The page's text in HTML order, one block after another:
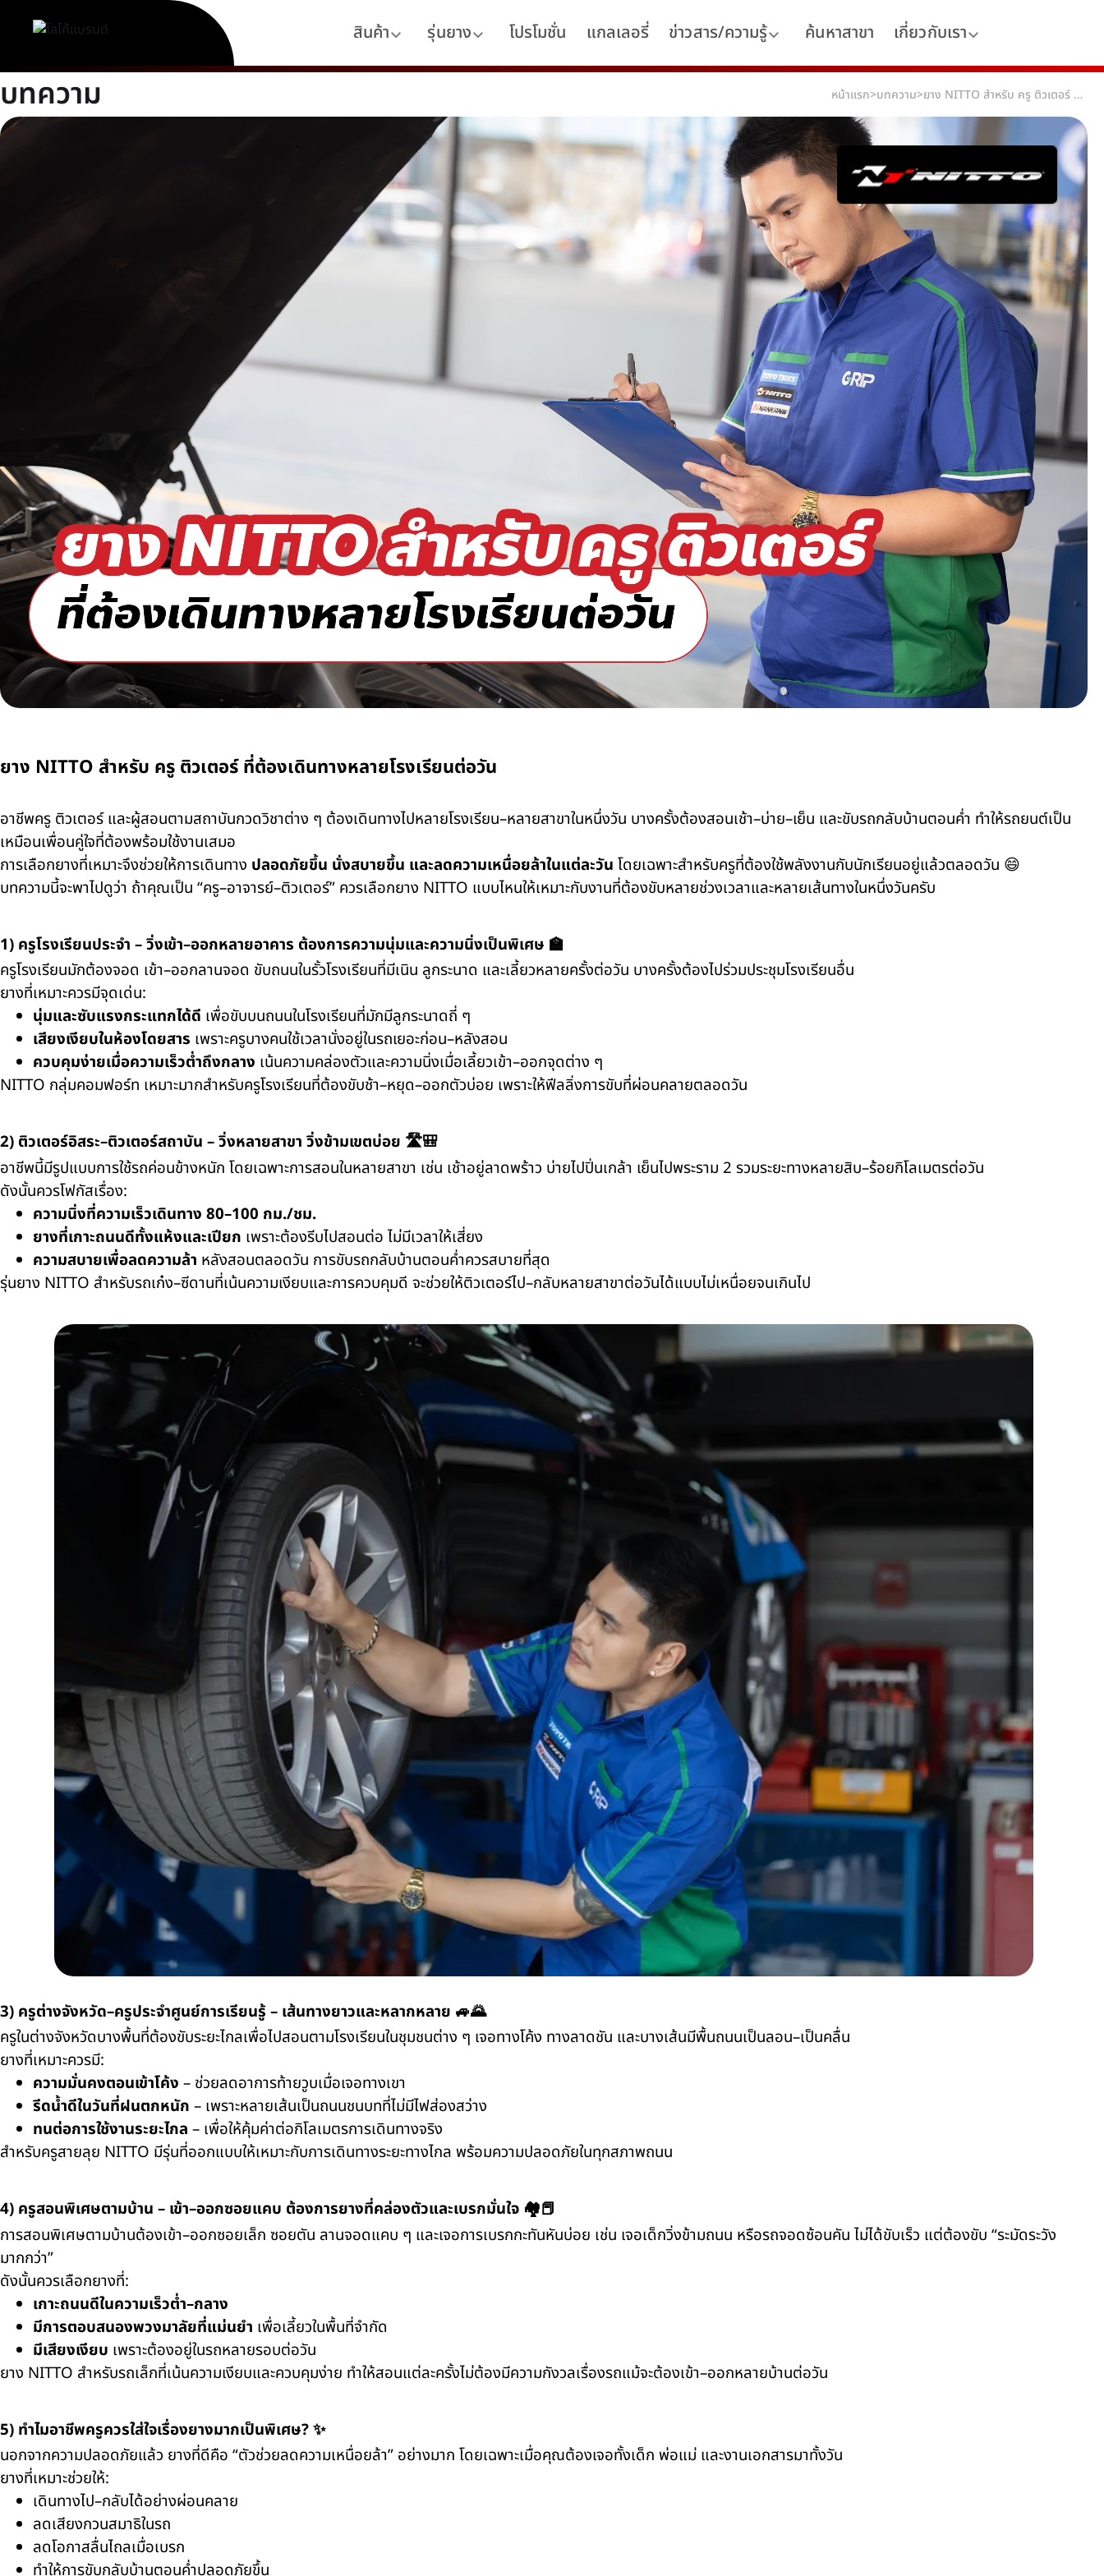
สินค้า รุ่นยาง โปรโมชั่น แกลเลอรี่ ข่าวสาร/ความรู้ ค้นหาสาขา เกี่ยวกับเรา
บทความ หน้าแรก>บทความ> ยาง NITTO สำหรับ ครู ติวเตอร์ ที่ต้องเดินทางหลายโรงเรียนต่อวัน
ยาง NITTO สำหรับ ครู ติวเตอร์ ที่ต้องเดินทางหลายโรงเรียนต่อวัน
อาชีพครู ติวเตอร์ และผู้สอนตามสถาบันกวดวิชาต่าง ๆ ต้องเดินทางไปหลายโรงเรียน–หลายสาขาในหนึ่งวัน บางครั้งต้องสอนเช้า–บ่าย–เย็น และขับรถกลับบ้านตอนค่ำ ทำให้รถยนต์เป็น
เหมือนเพื่อนคู่ใจที่ต้องพร้อมใช้งานเสมอ
การเลือกยางที่เหมาะจึงช่วยให้การเดินทาง ปลอดภัยขึ้น นั่งสบายขึ้น และลดความเหนื่อยล้าในแต่ละวัน โดยเฉพาะสำหรับครูที่ต้องใช้พลังงานกับนักเรียนอยู่แล้วตลอดวัน 😄
บทความนี้จะพาไปดูว่า ถ้าคุณเป็น “ครู–อาจารย์–ติวเตอร์” ควรเลือกยาง NITTO แบบไหนให้เหมาะกับงานที่ต้องขับหลายช่วงเวลาและหลายเส้นทางในหนึ่งวันครับ
1) ครูโรงเรียนประจำ – วิ่งเข้า–ออกหลายอาคาร ต้องการความนุ่มและความนิ่งเป็นพิเศษ 🏫
ครูโรงเรียนมักต้องจอด เข้า–ออกลานจอด ขับถนนในรั้วโรงเรียนที่มีเนิน ลูกระนาด และเลี้ยวหลายครั้งต่อวัน บางครั้งต้องไปร่วมประชุมโรงเรียนอื่น
ยางที่เหมาะควรมีจุดเด่น:
นุ่มและซับแรงกระแทกได้ดี เพื่อขับบนถนนในโรงเรียนที่มักมีลูกระนาดถี่ ๆ
เสียงเงียบในห้องโดยสาร เพราะครูบางคนใช้เวลานั่งอยู่ในรถเยอะก่อน–หลังสอน
ควบคุมง่ายเมื่อความเร็วต่ำถึงกลาง เน้นความคล่องตัวและความนิ่งเมื่อเลี้ยวเข้า–ออกจุดต่าง ๆ
NITTO กลุ่มคอมฟอร์ท เหมาะมากสำหรับครูโรงเรียนที่ต้องขับช้า–หยุด–ออกตัวบ่อย เพราะให้ฟีลลิ่งการขับที่ผ่อนคลายตลอดวัน
2) ติวเตอร์อิสระ–ติวเตอร์สถาบัน – วิ่งหลายสาขา วิ่งข้ามเขตบ่อย 🛣️🎒
อาชีพนี้มีรูปแบบการใช้รถค่อนข้างหนัก โดยเฉพาะการสอนในหลายสาขา เช่น เช้าอยู่ลาดพร้าว บ่ายไปปิ่นเกล้า เย็นไปพระราม 2 รวมระยะทางหลายสิบ–ร้อยกิโลเมตรต่อวัน
ดังนั้นควรโฟกัสเรื่อง:
ความนิ่งที่ความเร็วเดินทาง 80–100 กม./ชม.
ยางที่เกาะถนนดีทั้งแห้งและเปียก เพราะต้องรีบไปสอนต่อ ไม่มีเวลาให้เสี่ยง
ความสบายเพื่อลดความล้า หลังสอนตลอดวัน การขับรถกลับบ้านตอนค่ำควรสบายที่สุด
รุ่นยาง NITTO สำหรับรถเก๋ง–ซีดานที่เน้นความเงียบและการควบคุมดี จะช่วยให้ติวเตอร์ไป–กลับหลายสาขาต่อวันได้แบบไม่เหนื่อยจนเกินไป
3) ครูต่างจังหวัด–ครูประจำศูนย์การเรียนรู้ – เส้นทางยาวและหลากหลาย 🚙🌄
ครูในต่างจังหวัดบางพื้นที่ต้องขับระยะไกลเพื่อไปสอนตามโรงเรียนในชุมชนต่าง ๆ เจอทางโค้ง ทางลาดชัน และบางเส้นมีพื้นถนนเป็นลอน–เป็นคลื่น
ยางที่เหมาะควรมี:
ความมั่นคงตอนเข้าโค้ง – ช่วยลดอาการท้ายวูบเมื่อเจอทางเขา
รีดน้ำดีในวันที่ฝนตกหนัก – เพราะหลายเส้นเป็นถนนชนบทที่ไม่มีไฟส่องสว่าง
ทนต่อการใช้งานระยะไกล – เพื่อให้คุ้มค่าต่อกิโลเมตรการเดินทางจริง
สำหรับครูสายลุย NITTO มีรุ่นที่ออกแบบให้เหมาะกับการเดินทางระยะทางไกล พร้อมความปลอดภัยในทุกสภาพถนน
4) ครูสอนพิเศษตามบ้าน – เข้า–ออกซอยแคบ ต้องการยางที่คล่องตัวและเบรกมั่นใจ 🏘️📕
การสอนพิเศษตามบ้านต้องเข้า–ออกซอยเล็ก ซอยตัน ลานจอดแคบ ๆ และเจอการเบรกกะทันหันบ่อย เช่น เจอเด็กวิ่งข้ามถนน หรือรถจอดซ้อนคัน ไม่ได้ขับเร็ว แต่ต้องขับ “ระมัดระวัง
มากกว่า”
ดังนั้นควรเลือกยางที่:
เกาะถนนดีในความเร็วต่ำ–กลาง
มีการตอบสนองพวงมาลัยที่แม่นยำ เพื่อเลี้ยวในพื้นที่จำกัด
มีเสียงเงียบ เพราะต้องอยู่ในรถหลายรอบต่อวัน
ยาง NITTO สำหรับรถเล็กที่เน้นความเงียบและควบคุมง่าย ทำให้สอนแต่ละครั้งไม่ต้องมีความกังวลเรื่องรถแม้จะต้องเข้า–ออกหลายบ้านต่อวัน
5) ทำไมอาชีพครูควรใส่ใจเรื่องยางมากเป็นพิเศษ? ✨
นอกจากความปลอดภัยแล้ว ยางที่ดีคือ “ตัวช่วยลดความเหนื่อยล้า” อย่างมาก โดยเฉพาะเมื่อคุณต้องเจอทั้งเด็ก พ่อแม่ และงานเอกสารมาทั้งวัน
ยางที่เหมาะช่วยให้:
เดินทางไป–กลับได้อย่างผ่อนคลาย
ลดเสียงกวนสมาธิในรถ
ลดโอกาสลื่นไถลเมื่อเบรก
ทำให้การขับกลับบ้านตอนค่ำปลอดภัยขึ้น